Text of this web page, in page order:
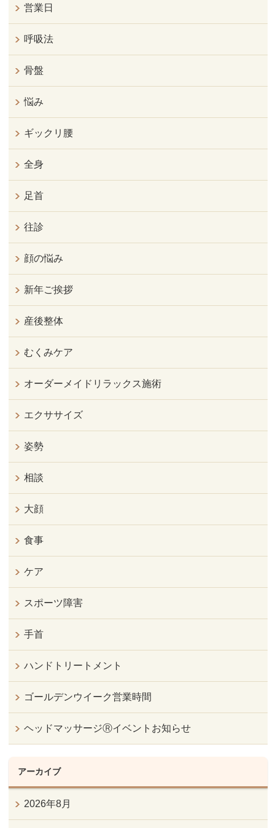
営業日
呼吸法
骨盤
悩み
ギックリ腰
全身
足首
往診
顔の悩み
新年ご挨拶
産後整体
むくみケア
オーダーメイドリラックス施術
エクササイズ
姿勢
相談
大顔
食事
ケア
スポーツ障害
手首
ハンドトリートメント
ゴールデンウイーク営業時間
ヘッドマッサージⓇイベントお知らせ
アーカイブ
2026年8月